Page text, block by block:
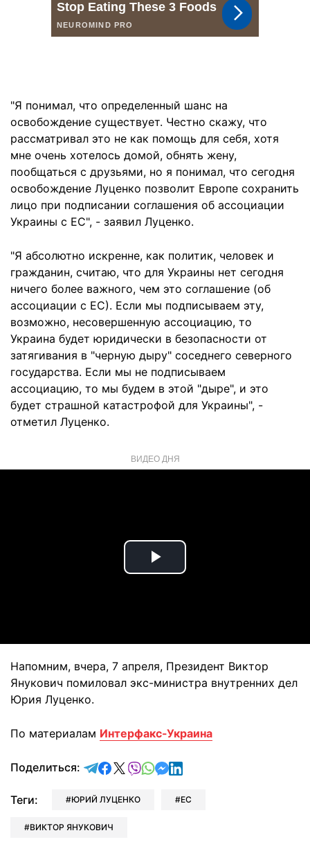
"Я понимал, что определенный шанс на
освобождение существует. Честно скажу, что
рассматривал это не как помощь для себя, хотя
мне очень хотелось домой, обнять жену,
пообщаться с друзьями, но я понимал, что сегодня
освобождение Луценко позволит Европе сохранить
лицо при подписании соглашения об ассоциации
Украины с ЕС", - заявил Луценко.
"Я абсолютно искренне, как политик, человек и
гражданин, считаю, что для Украины нет сегодня
ничего более важного, чем это соглашение (об
ассоциации с ЕС). Если мы подписываем эту,
возможно, несовершенную ассоциацию, то
Украина будет юридически в безопасности от
затягивания в "черную дыру" соседнего северного
государства. Если мы не подписываем
ассоциацию, то мы будем в этой "дыре", и это
будет страшной катастрофой для Украины", -
отметил Луценко.
ВИДЕО ДНЯ
Play
Напомним, вчера, 7 апреля, Президент Виктор
Янукович помиловал экс-министра внутренних дел
Юрия Луценко.
По материалам Интерфакс-Украина
Поделиться: отправить в Telegram
поделиться в Facebook
поделиться в X
отправить в Viber
отправить в Whatsapp
отправить в Messenger
отправить в LinkedIn
Теги: ЮРИЙ ЛУЦЕНКО ЕС
ВИКТОР ЯНУКОВИЧ